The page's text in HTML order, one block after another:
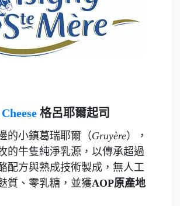
格呂耶爾起司
的小鎮葛瑞耶爾（Gruyère），
的牛隻純淨乳源，以傳承超過
配方與熟成技術製成，無人工
質、零乳糖，並獲AOP原產地